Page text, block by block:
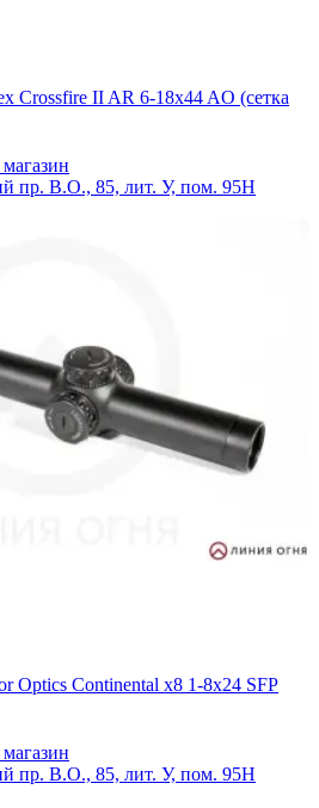
Crossfire II AR 6-18x44 AO (сетка
пр. В.О., 85, лит. У, пом. 95Н
Optics Continental x8 1-8x24 SFP
пр. В.О., 85, лит. У, пом. 95Н